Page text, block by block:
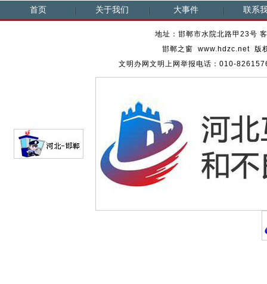
首页 关于我们 大事件 联系
地址：邯郸市水院北路甲23号
邯郸之窗 www.hdzc.net 版
文明办网文明上网举报电话：010-